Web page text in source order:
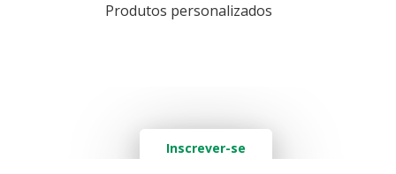
Produtos personalizados
Inscrever-se